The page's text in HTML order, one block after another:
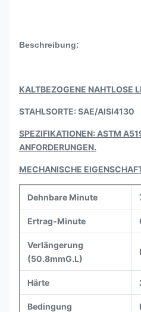
Beschreibung:
KALTBEZOGENE NAHTLOSE
STAHLSORTE: SAE/AISI4130
SPEZIFIKATIONEN: ASTM
ANFORDERUNGEN.
MECHANISCHE
Dehnbare Minute
Ertrag-Minute
Verlängerung
(50.8mmG.L)
Härte
Bedingung